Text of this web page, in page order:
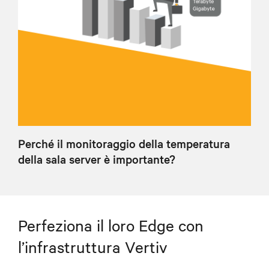
Perché il monitoraggio della temperatura
della sala server è importante?
Perfeziona il loro Edge con
l’infrastruttura Vertiv